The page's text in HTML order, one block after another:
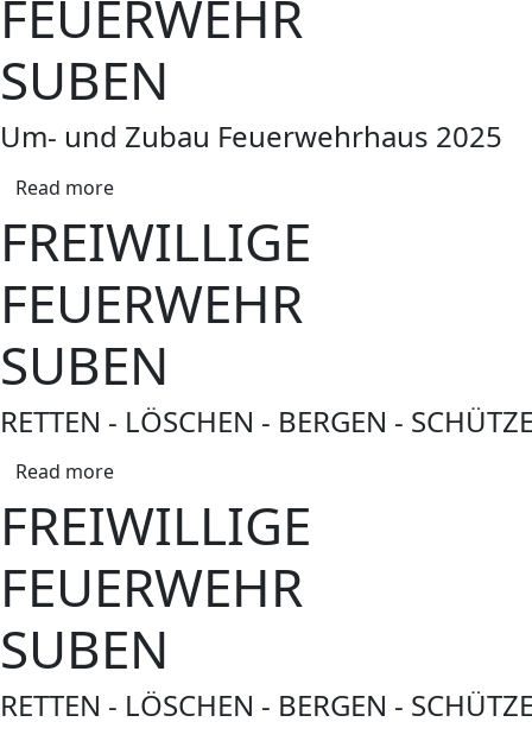
FEUERWEHR
SUBEN
Um- und Zubau Feuerwehrhaus 2025
Read more
FREIWILLIGE
FEUERWEHR
SUBEN
RETTEN - LÖSCHEN - BERGEN -
Read more
FREIWILLIGE
FEUERWEHR
SUBEN
RETTEN - LÖSCHEN - BERGEN -